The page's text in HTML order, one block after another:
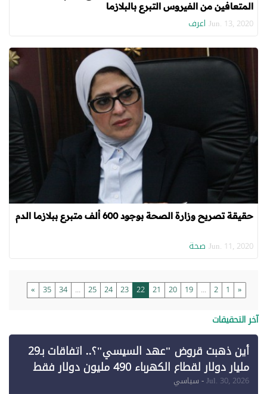
المتعافين من الفيروس التبرع بالبلازما
Jun. 13, 2020 اعرف
حقيقة تصريح وزارة الصحة بوجود 600 ألف متبرع ببلازما الدم
Jun. 11, 2020 صحة
«
1
2
...
19
20
21
22
23
24
25
...
34
35
»
آخر التحقيقات
أين ذهبت قروض "عهد السيسي"؟.. اتفاقات بـ29
مليار دولار لقطاع الكهرباء 490 مليون دولار فقط
لـ"الطاقة المتجددة" (1)
Jul. 30, 2026- سياسي